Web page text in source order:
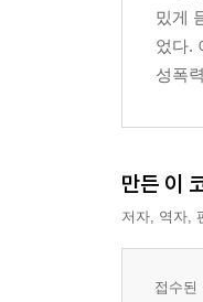
밌게
었다.
성폭
만든 이
저자, 역자,
접수된